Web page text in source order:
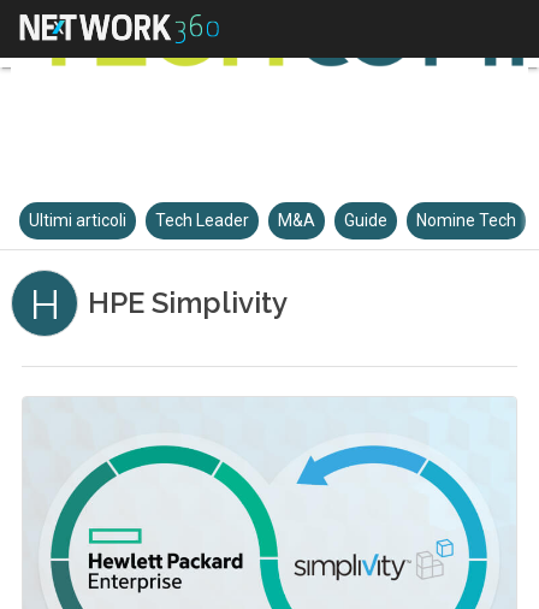
Ultimi articoli Tech Leader M&A Guide Nomine Tech
H HPE Simplivity